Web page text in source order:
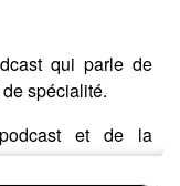
qui parle de
spécialité.
et de la